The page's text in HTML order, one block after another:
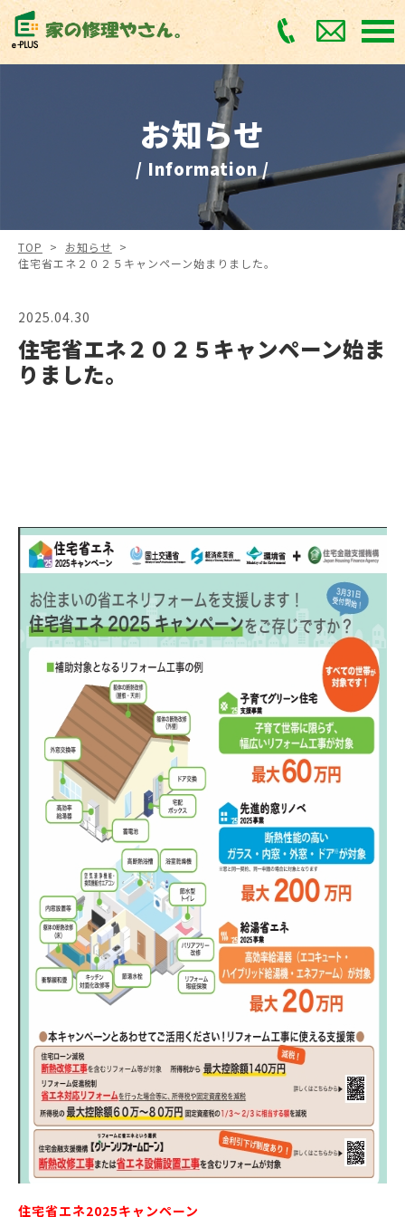
お知らせ
/ Information /
TOP > お知らせ >
住宅省エネ２０２５キャンペーン始まりました。
2025.04.30
住宅省エネ２０２５キャンペーン始ま
りました。
住宅省エネ2025キャンペーン